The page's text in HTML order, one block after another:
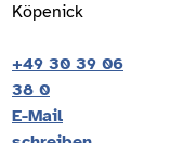
Köpenick
+49 30 39 06
38 0
E-Mail